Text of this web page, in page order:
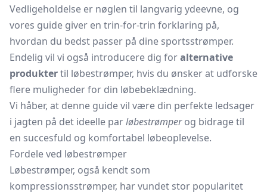
Vedligeholdelse er nøglen til langvarig ydeevne, og
vores guide giver en trin-for-trin forklaring på,
hvordan du bedst passer på dine sportsstrømper.
Endelig vil vi også introducere dig foralternative
produktertil løbestrømper, hvis du ønsker at udforske
flere muligheder for din løbebeklædning.
Vi håber, at denne guide vil være din perfekte ledsager
i jagten på det ideelle parløbestrømperog bidrage til
en succesfuld og komfortabel løbeoplevelse.
Fordele ved løbestrømper
Løbestrømper, også kendt som
kompressionsstrømper, har vundet stor popularitet